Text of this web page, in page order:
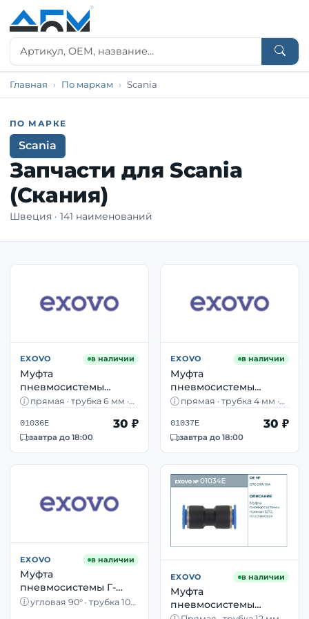
Главная По маркам Scania
ПО МАРКЕ
Scania
Запчасти для Scania
(Скания)
Швеция · 141 наименований
EXOVO в наличии
Муфта
пневмосистемы
прямая 06/06 EXOVO
DIN 74324
прямая · трубка 6 мм ·
01036E 30 ₽
завтра до 18:00
EXOVO в наличии
Муфта
пневмосистемы
прямая 04/04 EXOVO
DIN 74324
прямая · трубка 4 мм ·
01037E 30 ₽
завтра до 18:00
EXOVO в наличии
Муфта
пневмосистемы Г-
образная 10/10 EXOVO
угловая 90° · трубка 10
EXOVO в наличии
Муфта
пневмосистемы